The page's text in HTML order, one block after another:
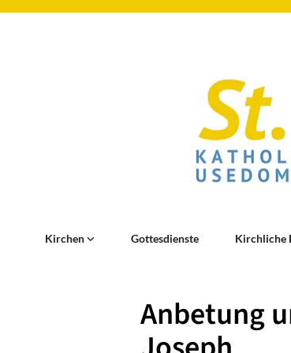
Kirchen Gottesdienste Kirchliche
Anbetung